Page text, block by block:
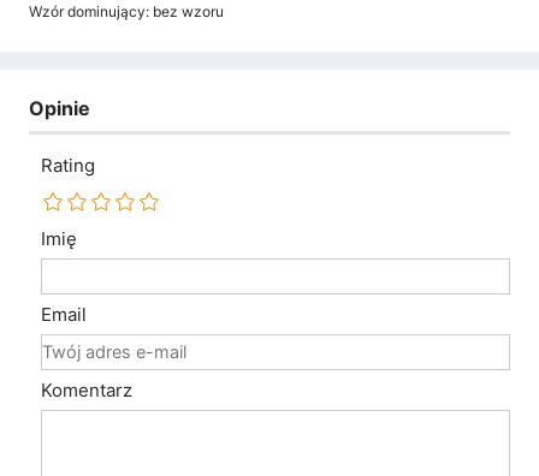
Wzór dominujący: bez wzoru
Opinie
Rating
Imię
Email
Komentarz